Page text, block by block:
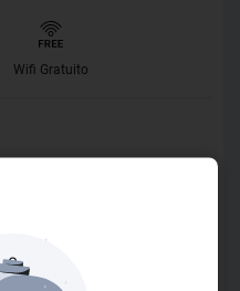
Wifi Gratuito
Situado em uma
do Líbano, 2526 no